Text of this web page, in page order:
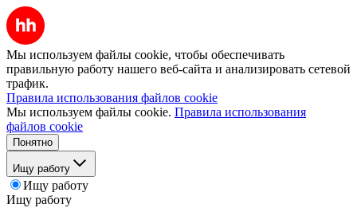
Мы используем файлы cookie, чтобы обеспечивать
правильную работу нашего веб-сайта и анализировать сетевой
трафик.
Правила использования файлов cookie
Мы используем файлы cookie. Правила использования
файлов cookie
Понятно
Ищу работу
Ищу работу
Ищу работу